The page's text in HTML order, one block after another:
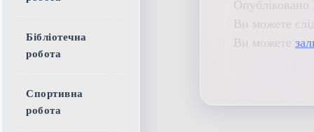
Ви можете
Ви можете
Бібліотечна
робота
Спортивна
робота